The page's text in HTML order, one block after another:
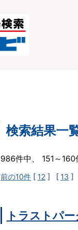
検索結果一
986件中、 151～
前の10件 [ 12 ] [ 13 ]
トラストパ